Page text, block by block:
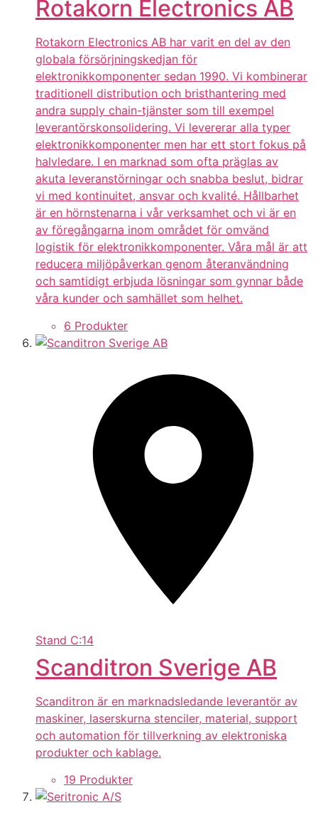
Rotakorn Electronics AB
Rotakorn Electronics AB har varit en del av den
globala försörjningskedjan för
elektronikkomponenter sedan 1990. Vi kombinerar
traditionell distribution och bristhantering med
andra supply chain-tjänster som till exempel
leverantörskonsolidering. Vi levererar alla typer
elektronikkomponenter men har ett stort fokus på
halvledare. I en marknad som ofta präglas av
akuta leveranstörningar och snabba beslut, bidrar
vi med kontinuitet, ansvar och kvalité. Hållbarhet
är en hörnstenarna i vår verksamhet och vi är en
av föregångarna inom området för omvänd
logistik för elektronikkomponenter. Våra mål är att
reducera miljöpåverkan genom återanvändning
och samtidigt erbjuda lösningar som gynnar både
våra kunder och samhället som helhet.
6 Produkter
Stand C:14
Scanditron Sverige AB
Scanditron är en marknadsledande leverantör av
maskiner, laserskurna stenciler, material, support
och automation för tillverkning av elektroniska
produkter och kablage.
19 Produkter